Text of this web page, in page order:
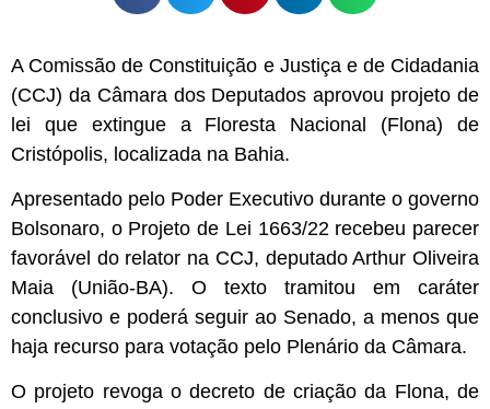
A Comissão de Constituição e Justiça e de Cidadania
(CCJ) da Câmara dos Deputados aprovou projeto de
lei que extingue a Floresta Nacional (Flona) de
Cristópolis, localizada na Bahia.
Apresentado pelo Poder Executivo durante o governo
Bolsonaro, o Projeto de Lei 1663/22 recebeu parecer
favorável do relator na CCJ, deputado Arthur Oliveira
Maia (União-BA). O texto tramitou em caráter
conclusivo e poderá seguir ao Senado, a menos que
haja recurso para votação pelo Plenário da Câmara.
O projeto revoga o decreto de criação da Flona, de